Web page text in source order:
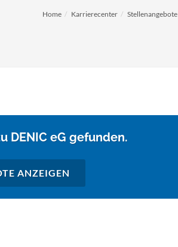
Home Karrierecenter Stellenangebote
DENIC eG gefunden.
ANZEIGEN